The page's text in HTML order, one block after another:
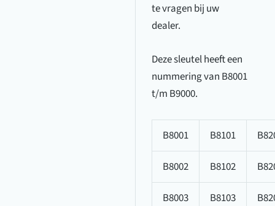
te vragen bij uw
dealer.
Deze sleutel heeft een
nummering van B8001
t/m B9000.
B8001 B8101
B8002 B8102
B8003 B8103